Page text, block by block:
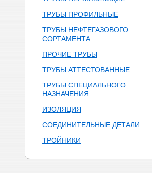
ТРУБЫ ПРОФИЛЬНЫЕ
ТРУБЫ НЕФТЕГАЗОВОГО
СОРТАМЕНТА
ПРОЧИЕ ТРУБЫ
ТРУБЫ АТТЕСТОВАННЫЕ
ТРУБЫ СПЕЦИАЛЬНОГО
НАЗНАЧЕНИЯ
ИЗОЛЯЦИЯ
СОЕДИНИТЕЛЬНЫЕ ДЕТАЛИ
ТРОЙНИКИ